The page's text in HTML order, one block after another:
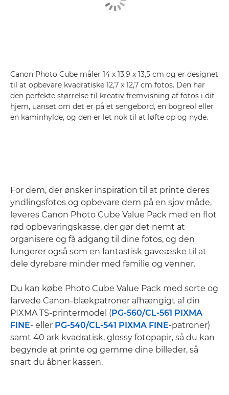
Canon Photo Cube måler 14 x 13,9 x 13,5 cm og er designet
til at opbevare kvadratiske 12,7 x 12,7 cm fotos. Den har
den perfekte størrelse til kreativ fremvisning af fotos i dit
hjem, uanset om det er på et sengebord, en bogreol eller
en kaminhylde, og den er let nok til at løfte op og nyde.
For dem, der ønsker inspiration til at printe deres
yndlingsfotos og opbevare dem på en sjov måde,
leveres Canon Photo Cube Value Pack med en flot
rød opbevaringskasse, der gør det nemt at
organisere og få adgang til dine fotos, og den
fungerer også som en fantastisk gaveæske til at
dele dyrebare minder med familie og venner.
Du kan købe Photo Cube Value Pack med sorte og
farvede Canon-blækpatroner afhængigt af din
PIXMA TS-printermodel (PG-560/CL-561 PIXMA
FINE- eller PG-540/CL-541 PIXMA FINE-patroner)
samt 40 ark kvadratisk, glossy fotopapir, så du kan
begynde at printe og gemme dine billeder, så
snart du åbner kassen.